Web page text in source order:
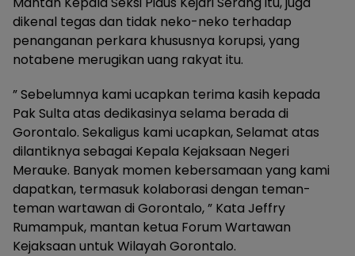
dikenal tegas dan tidak neko-neko terhadap
penanganan perkara khususnya korupsi, yang
notabene merugikan uang rakyat itu.
” Sebelumnya kami ucapkan terima kasih kepada
Pak Sulta atas dedikasinya selama berada di
Gorontalo. Sekaligus kami ucapkan, Selamat atas
dilantiknya sebagai Kepala Kejaksaan Negeri
Merauke. Banyak momen kebersamaan yang kami
dapatkan, termasuk kolaborasi dengan teman-
teman wartawan di Gorontalo, ” Kata Jeffry
Rumampuk, mantan ketua Forum Wartawan
Kejaksaan untuk Wilayah Gorontalo.